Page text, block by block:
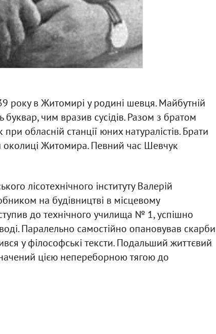
року в Житомирі у родині шевця. Майбутній
чим вразив сусідів. Разом з братом
обласній станції юних натуралістів. Брати
околиці Житомира. Певний час Шевчук
лісотехнічного інституту Валерій
на будівництві в місцевому
до технічного училища № 1, успішно
Паралельно самостійно опановував скарби
у філософські тексти. Подальший життєвий
цією непереборною тягою до